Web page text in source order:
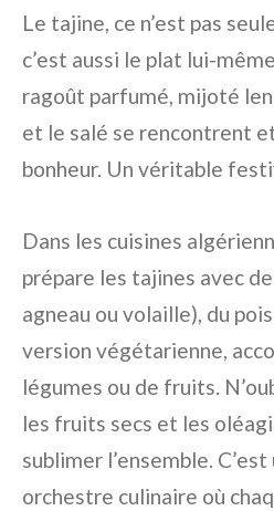
Le tajine, ce n’est pas
c’est aussi le plat lui-
ragoût parfumé, mijoté
et le salé se rencontrent
bonheur. Un véritable
Dans les cuisines
prépare les tajines avec
agneau ou volaille), du
version végétarienne,
légumes ou de fruits.
les fruits secs et les
sublimer l’ensemble.
orchestre culinaire où